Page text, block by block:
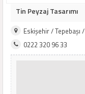
Tin Peyzaj Tasarımı
Eskişehir /
0222 320 96 33